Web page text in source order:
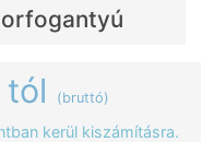
(bruttó)
kerül kiszámításra.